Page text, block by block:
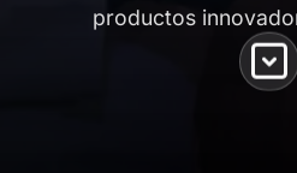
productos